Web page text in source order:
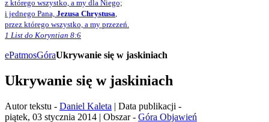
z którego wszystko, a my dla Niego;
i jednego Pana, Jezusa Chrystusa,
przez którego wszystko, a my przezeń.
1 List do Koryntian 8:6
ePatmosGóraUkrywanie się w jaskiniach
Ukrywanie się w jaskiniach
Autor tekstu - Daniel Kaleta | Data publikacji -
piątek, 03 stycznia 2014 | Obszar - Góra Objawień